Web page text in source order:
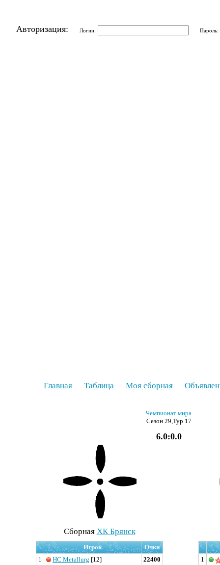
Авторизация: Логин: Пароль:
Главная Таблица Моя сборная
Чемпионат мира
Сезон 29,Тур 17
6.0:0.0
Cборная ХК Брянск
Игрок
Очки
1
HC Metallurg [12] 22400 1